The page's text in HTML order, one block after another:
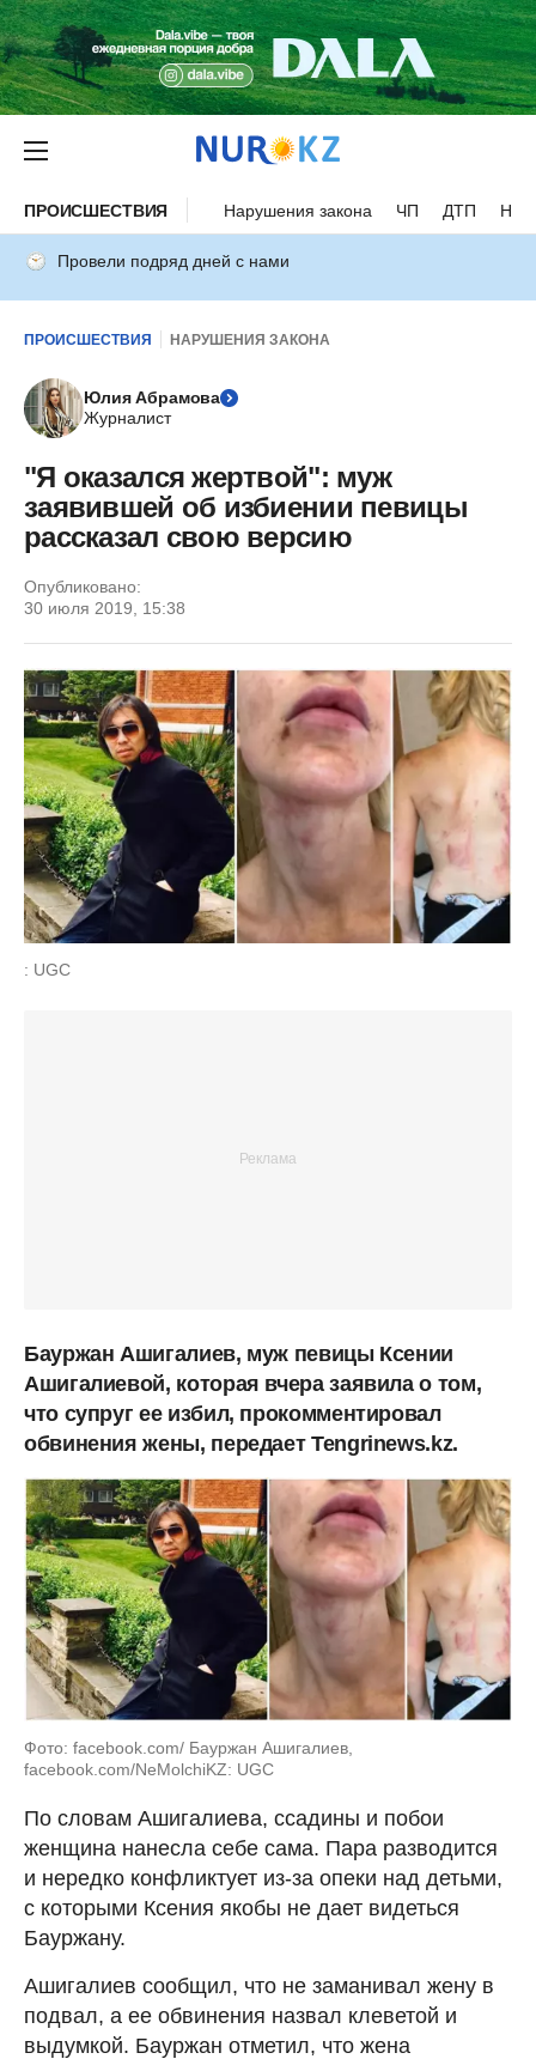
ПРОИСШЕСТВИЯ Нарушения закона ЧП ДТП
Провели подряд дней с нами
ПРОИСШЕСТВИЯ НАРУШЕНИЯ ЗАКОНА
Юлия Абрамова
Журналист
"Я оказался жертвой": муж
заявившей об избиении певицы
рассказал свою версию
Опубликовано:
30 июля 2019, 15:38
: UGC
Бауржан Ашигалиев, муж певицы Ксении
Ашигалиевой, которая вчера заявила о том,
что супруг ее избил, прокомментировал
обвинения жены, передает Tengrinews.kz.
Фото: facebook.com/ Бауржан Ашигалиев,
facebook.com/NeMolchiKZ: UGC
По словам Ашигалиева, ссадины и побои
женщина нанесла себе сама. Пара разводится
и нередко конфликтует из-за опеки над детьми,
с которыми Ксения якобы не дает видеться
Бауржану.
Ашигалиев сообщил, что не заманивал жену в
подвал, а ее обвинения назвал клеветой и
выдумкой. Бауржан отметил, что жена